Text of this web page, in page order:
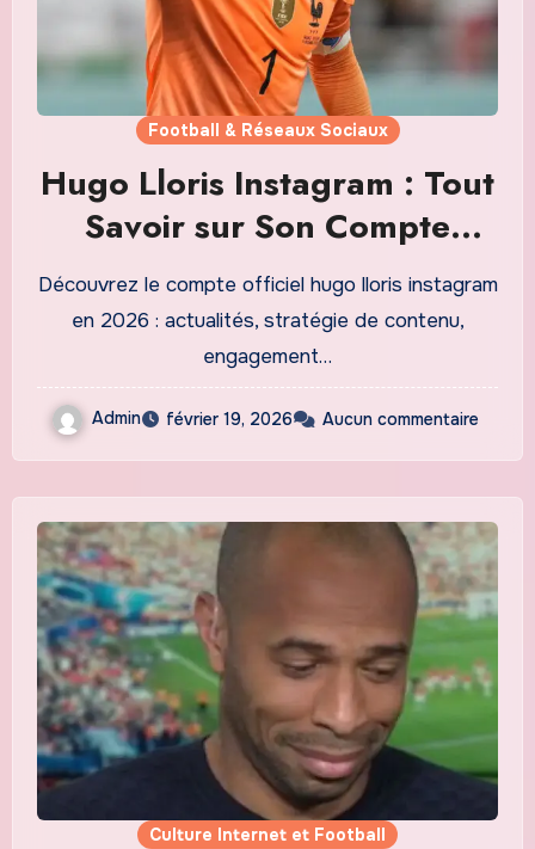
Football & Réseaux Sociaux
Hugo Lloris Instagram : Tout
Savoir sur Son Compte
Officiel et ses Actualités en
2026
Découvrez le compte officiel hugo lloris instagram
en 2026 : actualités, stratégie de contenu,
engagement…
Admin février 19, 2026 Aucun commentaire
Culture Internet et Football